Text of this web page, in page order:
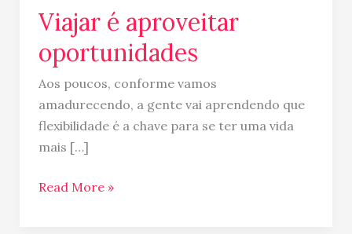
Viajar é aproveitar
oportunidades
Aos poucos, conforme vamos
amadurecendo, a gente vai aprendendo que
flexibilidade é a chave para se ter uma vida
mais […]
Read More »